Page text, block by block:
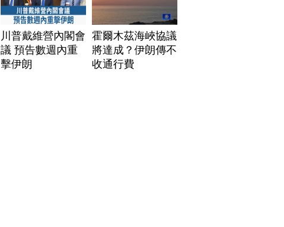
川普戴維營內閣會
議 預告數週內重
擊伊朗
霍爾木茲海峽協議
將達成？伊朗傳不
收通行費